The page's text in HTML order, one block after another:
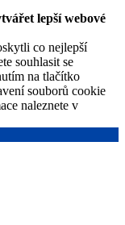
lepší webové
co nejlepší
souhlasit se
na tlačítko
souborů cookie
naleznete v